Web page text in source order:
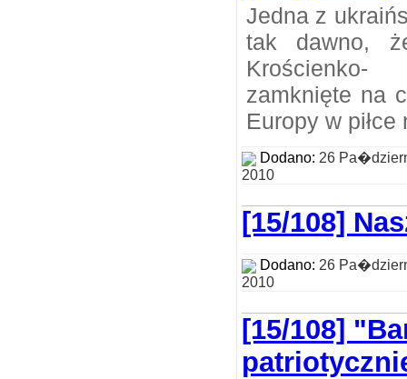
Jedna z
tak dawno,
zamknięte na
Europy w piłce
Dodano: 26
2010
[15/108]
Dodano: 26
2010
[15/108]